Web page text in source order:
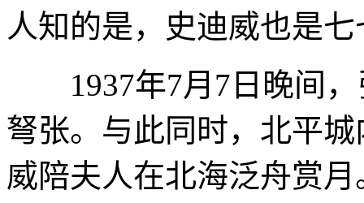
人知的是，史迪威也是
1937年7月7日晚间，
弩张。与此同时，北平
威陪夫人在北海泛舟赏